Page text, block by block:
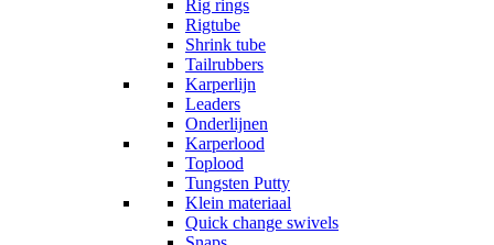
Rig rings
Rigtube
Shrink tube
Tailrubbers
Karperlijn
Leaders
Onderlijnen
Karperlood
Toplood
Tungsten Putty
Klein materiaal
Quick change swivels